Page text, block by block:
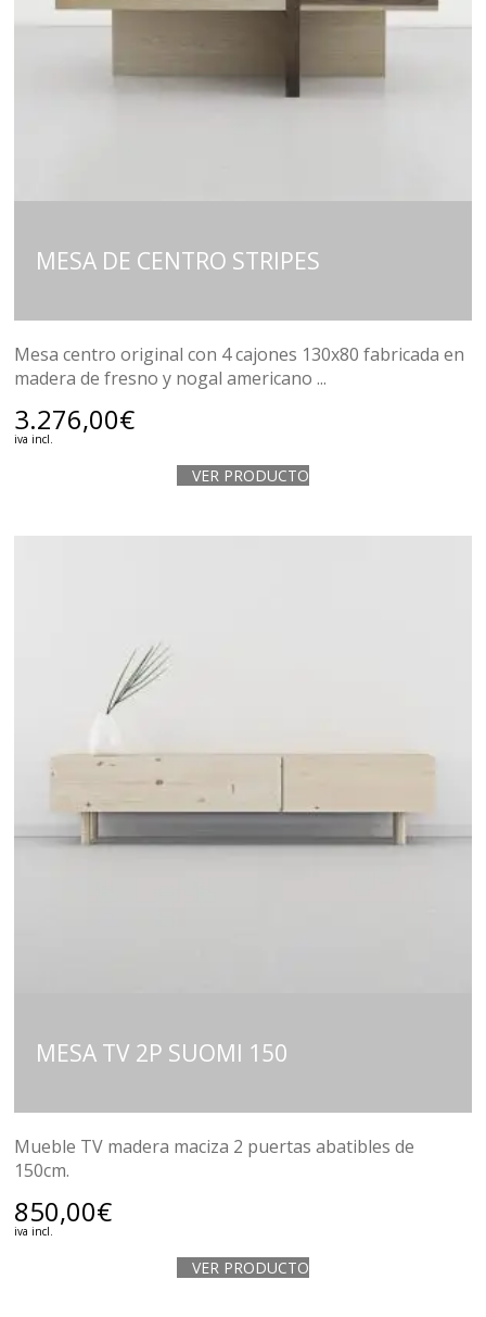
MESA DE CENTRO STRIPES
Mesa centro original con 4 cajones 130x80 fabricada en
madera de fresno y nogal americano ...
3.276,00€
iva incl.
VER PRODUCTO
MESA TV 2P SUOMI 150
Mueble TV madera maciza 2 puertas abatibles de
150cm.
850,00€
iva incl.
VER PRODUCTO